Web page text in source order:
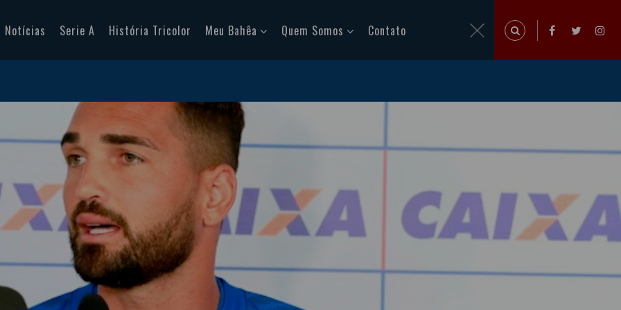
Notícias Serie A História Tricolor Meu Bahêa Quem Somos Contato